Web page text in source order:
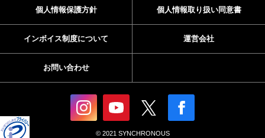
個人情報保護方針 個人情報取り扱い同意書
インボイス制度について 運営会社
お問い合わせ
© 2021 SYNCHRONOUS